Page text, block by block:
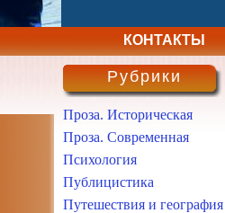
КОНТАКТЫ
Рубрики
Проза. Историческая
Проза. Современная
Психология
Публицистика
Путешествия и география